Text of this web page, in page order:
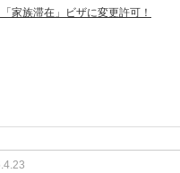
家族滞在」ビザに変更許可！